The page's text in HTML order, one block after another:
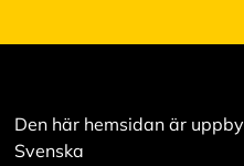
Den här hemsidan är
Svenska